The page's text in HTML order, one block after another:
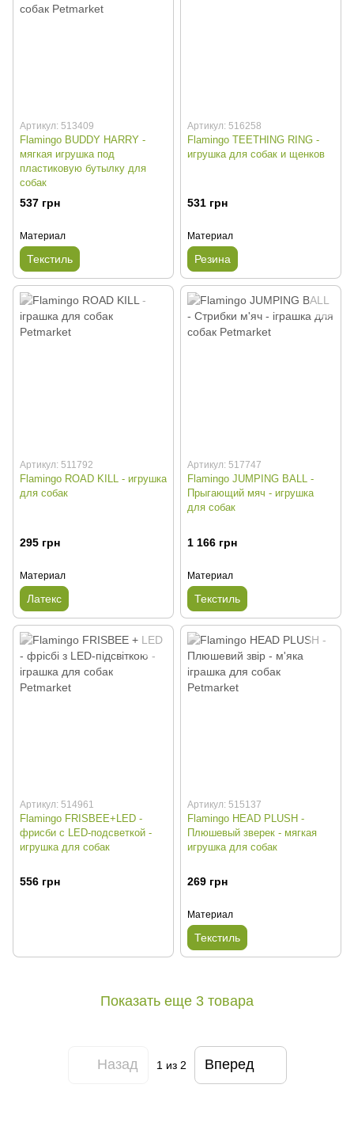
Артикул: 513409
Flamingo BUDDY HARRY -
мягкая игрушка под
пластиковую бутылку для
собак
537 грн
Материал
Текстиль
Артикул: 516258
Flamingo TEETHING RING -
игрушка для собак и щенков
531 грн
Материал
Резина
Артикул: 511792
Flamingo ROAD KILL - игрушка
для собак
295 грн
Материал
Латекс
Артикул: 517747
Flamingo JUMPING BALL -
Прыгающий мяч - игрушка
для собак
1 166 грн
Материал
Текстиль
Артикул: 514961
Flamingo FRISBEE+LED -
фрисби с LED-подсветкой -
игрушка для собак
556 грн
Артикул: 515137
Flamingo HEAD PLUSH -
Плюшевый зверек - мягкая
игрушка для собак
269 грн
Материал
Текстиль
Показать еще 3 товара
Назад 1 из 2 Вперед